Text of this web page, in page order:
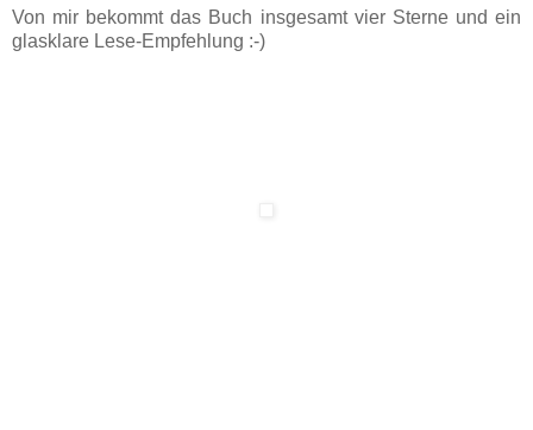
Von mir bekommt das Buch insgesamt vier Sterne und ein
glasklare Lese-Empfehlung :-)